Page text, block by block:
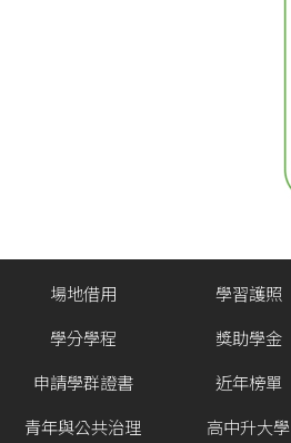
場地借用
學分學程
申請學群證書
青年與公共治理
學習護照
獎助學金
近年榜單
高中升大學